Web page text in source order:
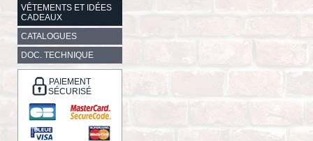
VÊTEMENTS ET IDÉES
CADEAUX
CATALOGUES
DOC. TECHNIQUE
PAIEMENT
SÉCURISÉ